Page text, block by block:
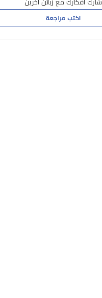
شارك أفكارك مع زبائن آخرين
اكتب مراجعة